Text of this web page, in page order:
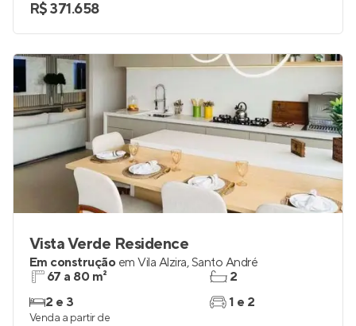
R$ 371.658
Vista Verde Residence
Em construção em Vila Alzira,Santo André
67 a 80 m²
2 e 3
2
1 e 2
Venda a partir de